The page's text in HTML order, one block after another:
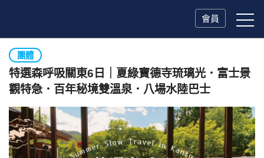
會員
團體
特選森呼吸關東6日｜夏綠寶德寺琉璃光．富士景
觀特急．百年秘境雙溫泉．八場水陸巴士